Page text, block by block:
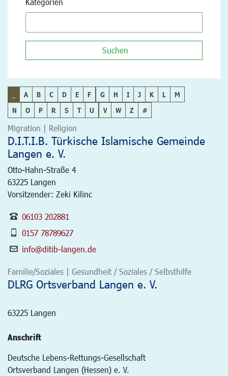
Suchen
A B C D E F G H I J K L
M
N
O P R S T U V W Z #
Migration | Religion
D.I.T.I.B. Türkische Islamische Gemeinde
Langen e. V.
Otto-Hahn-Straße 4
63225 Langen
Vorsitzender: Zeki Kilinc
06103 202881
0157 78789627
info@ditib-langen.de
Familie/Soziales | Gesundheit / Soziales / Selbsthilfe
DLRG Ortsverband Langen e. V.
63225 Langen
Anschrift
Deutsche Lebens-Rettungs-Gesellschaft
Ortsverband Langen (Hessen) e. V.